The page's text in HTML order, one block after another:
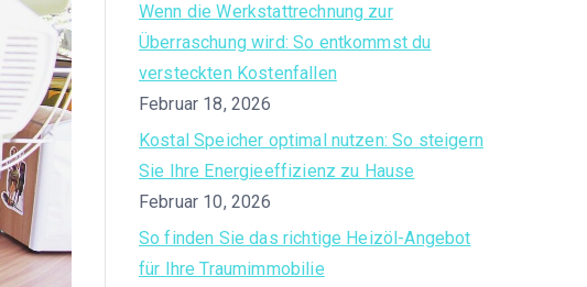
Wenn die Werkstattrechnung zur
Überraschung wird: So entkommst du
versteckten Kostenfallen
Februar 18, 2026
Kostal Speicher optimal nutzen: So steigern
Sie Ihre Energieeffizienz zu Hause
Februar 10, 2026
So finden Sie das richtige Heizöl-Angebot
für Ihre Traumimmobilie